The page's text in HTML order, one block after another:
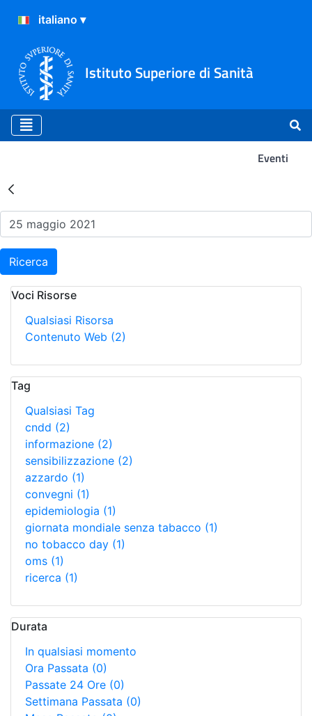
Istituto Superiore di Sanità
Eventi
Risultati della Ricerca -
Ricerca
Voci Risorse
Qualsiasi Risorsa
Contenuto Web (2)
Tag
Qualsiasi Tag
cndd (2)
informazione (2)
sensibilizzazione (2)
azzardo (1)
convegni (1)
epidemiologia (1)
giornata mondiale senza tabacco (1)
no tobacco day (1)
oms (1)
ricerca (1)
Durata
In qualsiasi momento
Ora Passata (0)
Passate 24 Ore (0)
Settimana Passata (0)